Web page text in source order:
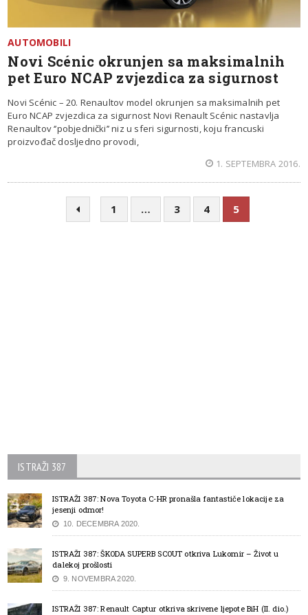
AUTOMOBILI
Novi Scénic okrunjen sa maksimalnih
pet Euro NCAP zvjezdica za sigurnost
Novi Scénic – 20. Renaultov model okrunjen sa maksimalnih pet
Euro NCAP zvjezdica za sigurnost Novi Renault Scénic nastavlja
Renaultov ‘’pobjednički’’ niz u sferi sigurnosti, koju francuski
proizvođač dosljedno provodi,
1. SEPTEMBRA 2016.
1 … 3 4 5
ISTRAŽI 387
ISTRAŽI 387: Nova Toyota C-HR pronašla fantastiče lokacije za
jesenji odmor!
10. DECEMBRA 2020.
ISTRAŽI 387: ŠKODA SUPERB SCOUT otkriva Lukomir – Život u
dalekoj prošlosti
9. NOVEMBRA 2020.
ISTRAŽI 387: Renault Captur otkriva skrivene ljepote BiH (II. dio.)